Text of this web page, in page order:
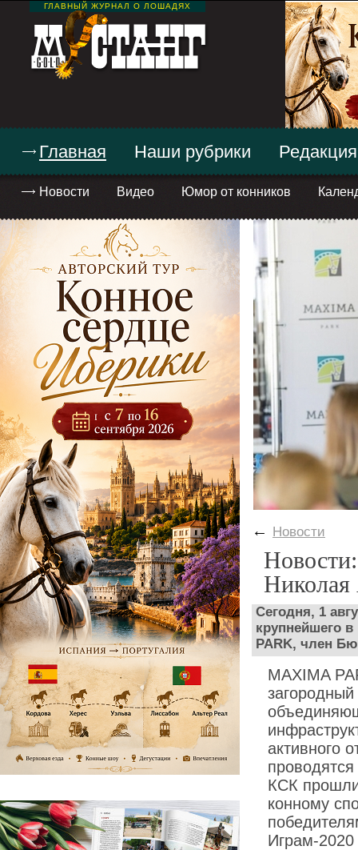
ГЛАВНЫЙ ЖУРНАЛ О ЛОШАДЯХ
Главная
Новости Видео Юмор от конников
Наши рубрики Редакция
← Новости
Николая
Сегодня, 1
крупнейшего в
PARK, член
MAXIMA
активного
КСК
конному
Играм-2020